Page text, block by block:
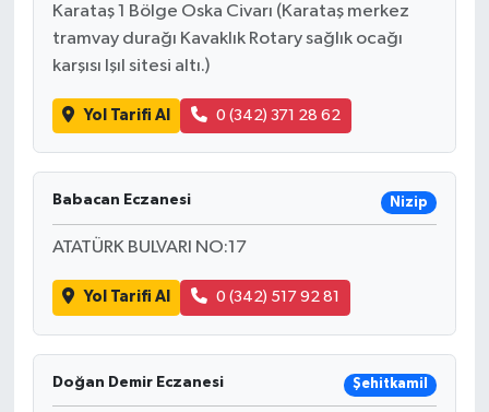
Karataş 1 Bölge Oska Civarı (Karataş merkez
tramvay durağı Kavaklık Rotary sağlık ocağı
karşısı Işıl sitesi altı.)
Yol Tarifi Al 0 (342) 371 28 62
Babacan Eczanesi Nizip
ATATÜRK BULVARI NO:17
Yol Tarifi Al 0 (342) 517 92 81
Doğan Demir Eczanesi Şehitkamil